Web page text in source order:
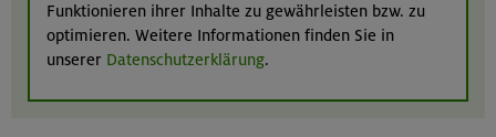
Funktionieren ihrer Inhalte zu gewährleisten bzw. zu
optimieren. Weitere Informationen finden Sie in
unserer Datenschutzerklärung.